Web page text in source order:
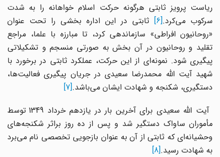
ریاست پرویز ثابتی هرگونه حرکت اسلام خواهانه را به شدت
سرکوب می‌کرد.[6] ثابتی در این اداره بخشی را تحت عنوان
«روحانیون افراطی» سازماندهی کرد، تا مبارزه با علما، مراجع
تقلید و روحانیون در آن بخش به صورتی منسجم‌ و تشکیلاتی
پیگیری شود. نمونه‌ای از این حرکت، عملکرد ثابتی در برخورد با
شهید آیت الله محمدرضا سعیدی در جریان پیگیری فعالیت‌ها،
دستگیری، شکنجه و شهادت ایشان می‌باشد.[7]
آیت الله سعیدی برای آخرین بار در یازدهم خرداد 1349 توسط
مأموران ساواک دستگیر شد و پس از ده روز براثر شکنجه‌های
وحشیانه‌ای که ثابتی از آن به عنوان بازجویی تخصصی نام می‌برد
به شهادت رسید.[8]